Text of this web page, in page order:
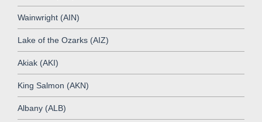
Wainwright (AIN)
Lake of the Ozarks (AIZ)
Akiak (AKI)
King Salmon (AKN)
Albany (ALB)